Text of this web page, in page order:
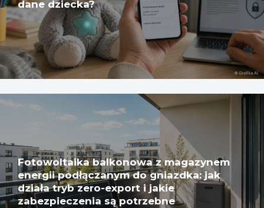
dane dziecka?
Fotowoltaika balkonowa z magazynem
energii podłączanym do gniazdka: jak
działa tryb zero-export i jakie
zabezpieczenia są potrzebne